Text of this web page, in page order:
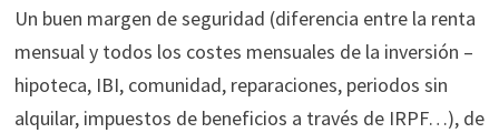
Un buen margen de seguridad (diferencia entre la renta
mensual y todos los costes mensuales de la inversión –
hipoteca, IBI, comunidad, reparaciones, periodos sin
alquilar, impuestos de beneficios a través de IRPF…), de